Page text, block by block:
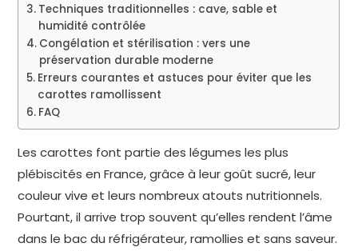
Techniques traditionnelles : cave, sable et
humidité contrôlée
Congélation et stérilisation : vers une
préservation durable moderne
Erreurs courantes et astuces pour éviter que les
carottes ramollissent
FAQ
Les carottes font partie des légumes les plus
plébiscités en France, grâce à leur goût sucré, leur
couleur vive et leurs nombreux atouts nutritionnels.
Pourtant, il arrive trop souvent qu’elles rendent l’âme
dans le bac du réfrigérateur, ramollies et sans saveur.